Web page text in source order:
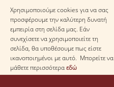
Χρησιμοποιούμε cookies για να σας
προσφέρουμε την καλύτερη δυνατή
εμπειρία στη σελίδα μας. Εάν
συνεχίσετε να χρησιμοποιείτε τη
σελίδα, θα υποθέσουμε πως είστε
ικανοποιημένοι με αυτό. Μπορείτε να
μάθετε περισσότεραεδώ